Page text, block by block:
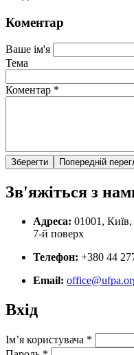
Коментар
Ваше ім'я
Тема
Коментар *
Зв'яжіться з
Адреса: 01001,
7-й поверх
Телефон: +380 44
Email:
Вхід
Ім’я користувача *